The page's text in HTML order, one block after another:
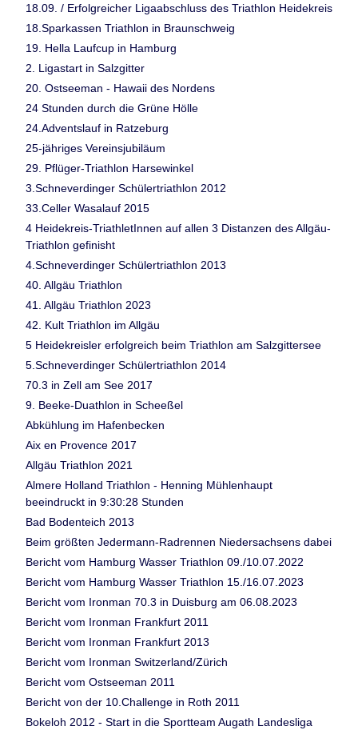
18.09. / Erfolgreicher Ligaabschluss des Triathlon Heidekreis
18.Sparkassen Triathlon in Braunschweig
19. Hella Laufcup in Hamburg
2. Ligastart in Salzgitter
20. Ostseeman - Hawaii des Nordens
24 Stunden durch die Grüne Hölle
24.Adventslauf in Ratzeburg
25-jähriges Vereinsjubiläum
29. Pflüger-Triathlon Harsewinkel
3.Schneverdinger Schülertriathlon 2012
33.Celler Wasalauf 2015
4 Heidekreis-TriathletInnen auf allen 3 Distanzen des Allgäu-
Triathlon gefinisht
4.Schneverdinger Schülertriathlon 2013
40. Allgäu Triathlon
41. Allgäu Triathlon 2023
42. Kult Triathlon im Allgäu
5 Heidekreisler erfolgreich beim Triathlon am Salzgittersee
5.Schneverdinger Schülertriathlon 2014
70.3 in Zell am See 2017
9. Beeke-Duathlon in Scheeßel
Abkühlung im Hafenbecken
Aix en Provence 2017
Allgäu Triathlon 2021
Almere Holland Triathlon - Henning Mühlenhaupt
beeindruckt in 9:30:28 Stunden
Bad Bodenteich 2013
Beim größten Jedermann-Radrennen Niedersachsens dabei
Bericht vom Hamburg Wasser Triathlon 09./10.07.2022
Bericht vom Hamburg Wasser Triathlon 15./16.07.2023
Bericht vom Ironman 70.3 in Duisburg am 06.08.2023
Bericht vom Ironman Frankfurt 2011
Bericht vom Ironman Frankfurt 2013
Bericht vom Ironman Switzerland/Zürich
Bericht vom Ostseeman 2011
Bericht von der 10.Challenge in Roth 2011
Bokeloh 2012 - Start in die Sportteam Augath Landesliga